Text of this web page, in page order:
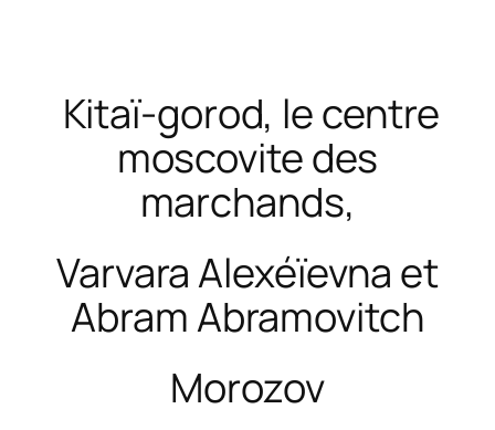
Kitaï-gorod, le centre
moscovite des
marchands,
Varvara Alexéïevna et
Abram Abramovitch
Morozov